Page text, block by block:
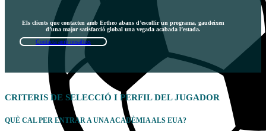
Els clients que contacten amb Ertheo abans d’escollir un programa, gaudeixen
d’una major satisfacció global una vegada acabada l’estada.
Contacta amb nosaltres
CRITERIS DE SELECCIÓ I PERFIL DEL JUGADOR
QUÈ CAL PER ENTRAR A UNA ACADÈMIA ALS EUA?